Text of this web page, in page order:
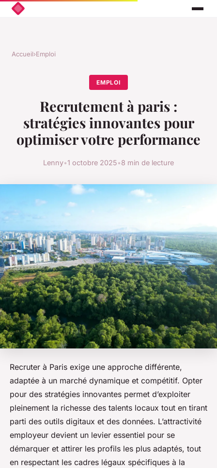
Accueil›Emploi
EMPLOI
Recrutement à paris :
stratégies innovantes pour
optimiser votre performance
Lenny•1 octobre 2025•8 min de lecture
Recruter à Paris exige une approche différente,
adaptée à un marché dynamique et compétitif. Opter
pour des stratégies innovantes permet d’exploiter
pleinement la richesse des talents locaux tout en tirant
parti des outils digitaux et des données. L’attractivité
employeur devient un levier essentiel pour se
démarquer et attirer les profils les plus adaptés, tout
en respectant les cadres légaux spécifiques à la